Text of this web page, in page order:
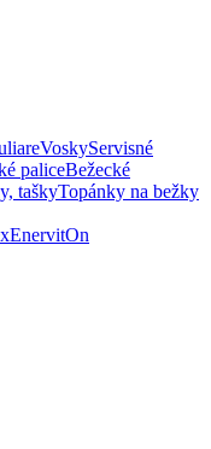
VoskyServisné
paliceBežecké
taškyTopánky na bežky
EnervitOn